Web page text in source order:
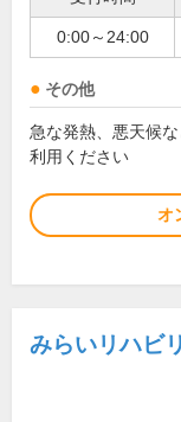
0:00～24:00
その他
急な発熱、悪天候
利用ください
オ
みらいリハビ